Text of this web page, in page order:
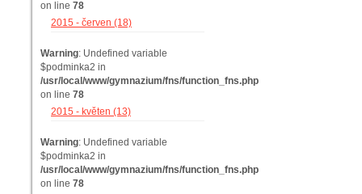
on line 78
2015 - červen (18)
Warning: Undefined variable
$podminka2 in
/usr/local/www/gymnazium/fns/function_fns.php
on line 78
2015 - květen (13)
Warning: Undefined variable
$podminka2 in
/usr/local/www/gymnazium/fns/function_fns.php
on line 78